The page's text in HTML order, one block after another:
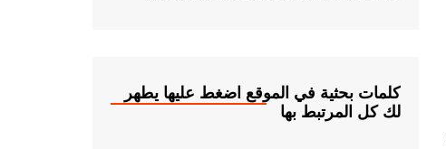
كلمات بحثية في الموقع اضغط عليها يطهر
لك كل المرتبط بها